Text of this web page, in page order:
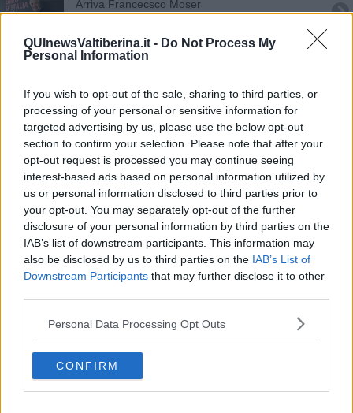
QUInewsValtiberina.it - Do Not Process My
Personal Information
If you wish to opt-out of the sale, sharing to third parties, or
processing of your personal or sensitive information for
targeted advertising by us, please use the below opt-out
section to confirm your selection. Please note that after your
opt-out request is processed you may continue seeing
interest-based ads based on personal information utilized by
us or personal information disclosed to third parties prior to
your opt-out. You may separately opt-out of the further
disclosure of your personal information by third parties on the
IAB’s list of downstream participants. This information may
also be disclosed by us to third parties on the IAB’s List of
Downstream Participants that may further disclose it to other
Personal Data Processing Opt Outs
CONFIRM
Arriva Francecsco Moser
Giornalisti in visita alle "Terre di Piero"
Va a fuoco il tetto del night club
Arriva Boeri per il centenario del terremoto
Donna trovata morta in casa
Orari invernali per i Musei
Ladri lasciano perle per strada
Manutenzione strade, due milioni per 43 Comuni